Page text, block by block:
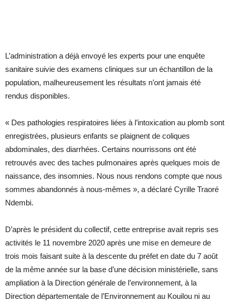
L’administration a déjà envoyé les experts pour une enquête
sanitaire suivie des examens cliniques sur un échantillon de la
population, malheureusement les résultats n’ont jamais été
rendus disponibles.
« Des pathologies respiratoires liées à l’intoxication au plomb sont
enregistrées, plusieurs enfants se plaignent de coliques
abdominales, des diarrhées. Certains nourrissons ont été
retrouvés avec des taches pulmonaires après quelques mois de
naissance, des insomnies. Nous nous rendons compte que nous
sommes abandonnés à nous-mêmes », a déclaré Cyrille Traoré
Ndembi.
D’après le président du collectif, cette entreprise avait repris ses
activités le 11 novembre 2020 après une mise en demeure de
trois mois faisant suite à la descente du préfet en date du 7 août
de la même année sur la base d’une décision ministérielle, sans
ampliation à la Direction générale de l’environnement, à la
Direction départementale de l’Environnement au Kouilou ni au